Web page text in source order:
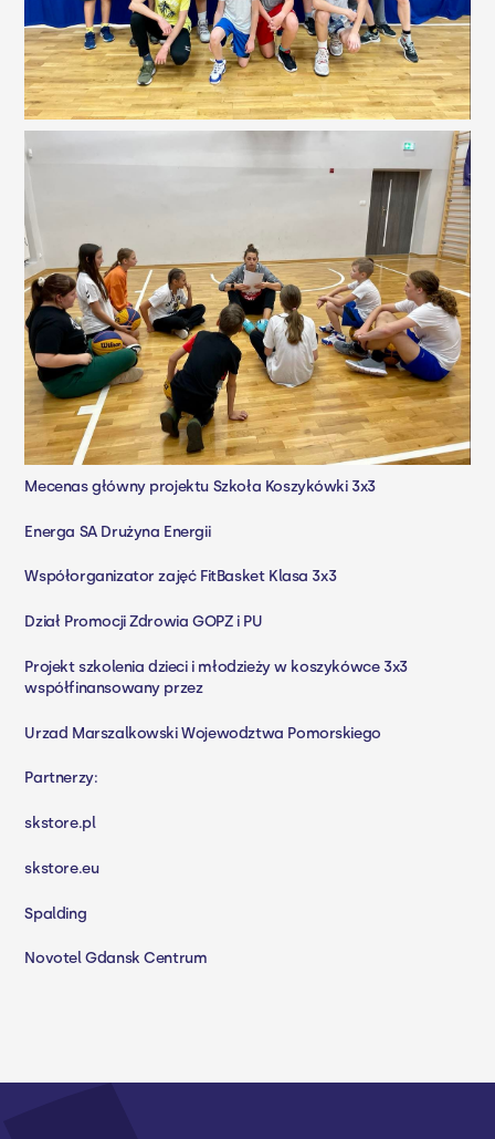
Mecenas główny projektu Szkoła Koszykówki 3x3
Energa SA Drużyna Energii
Współorganizator zajęć FitBasket Klasa 3x3
Dział Promocji Zdrowia GOPZ i PU
Projekt szkolenia dzieci i młodzieży w koszykówce 3x3
współfinansowany przez
Urzad Marszalkowski Wojewodztwa Pomorskiego
Partnerzy:
skstore.pl
skstore.eu
Spalding
Novotel Gdansk Centrum